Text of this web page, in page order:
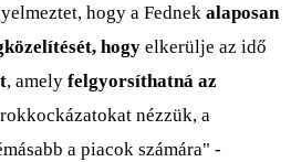
hogy a Fednek alaposan
hogy elkerülje az idő
, amely felgyorsíthatná az
nézzük, a
a piacok számára" -